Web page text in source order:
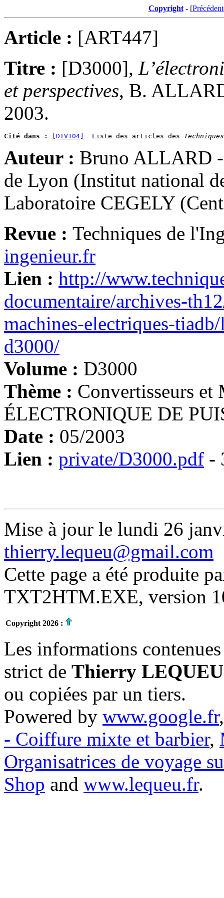
Copyright- [
Article : [ART447]
Titre : [D3000],
et perspectives, B.
2003.
Cité dans : [DIV104]
  Liste des articles des
Auteur : Bruno ALLARD -
de Lyon (Institut national
Laboratoire CEGELY
Revue : Techniques de
ingenieur.fr
Lien : http://
documentaire/archives-
machines-electriques-
d3000/
Volume : D3000
Thème : Convertisseurs et
ÉLECTRONIQUE DE
Date : 05/2003
Lien : private/D3000.pdf -
Mise à jour le lundi 26
thierry.lequeu@gmail.com
Cette page a été produite
TXT2HTM.EXE, version
Copyright 2026 :
Les informations
strict de Thierry LEQUEU
ou copiées par un tiers.
Powered by www.google.fr
- Coiffure mixte et barbier,
Organisatrices de voyage
Shop and www.lequeu.fr.